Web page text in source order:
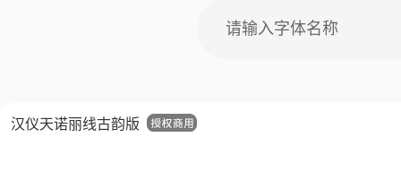
汉仪天诺丽线古韵版